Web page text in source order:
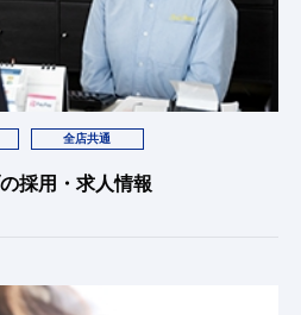
全店共通
採用・求人情報